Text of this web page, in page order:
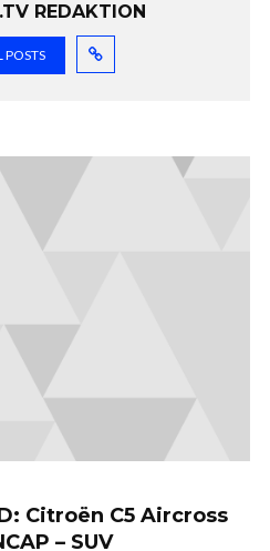
REDAKTION
POSTS
Citroën C5 Aircross
– SUV